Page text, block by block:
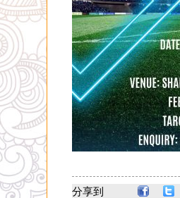
分享到